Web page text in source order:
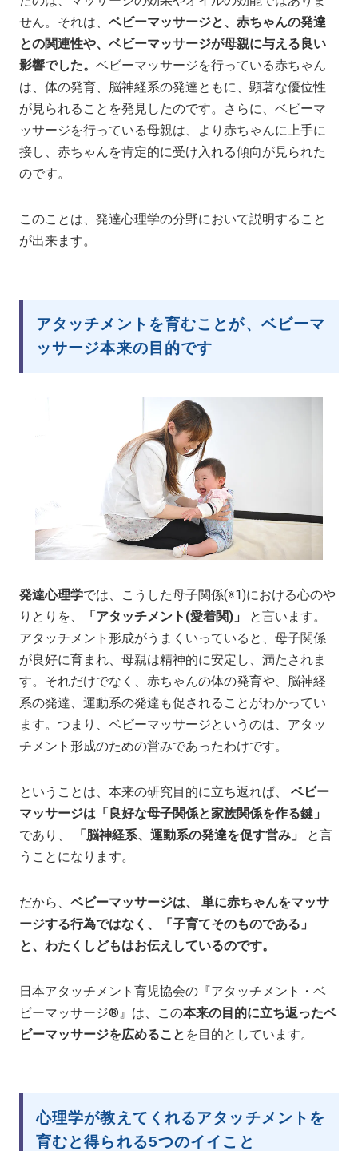
せん。それは、ベビーマッサージと、赤ちゃんの発達
との関連性や、ベビーマッサージが母親に与える良い
影響でした。ベビーマッサージを行っている赤ちゃん
は、体の発育、脳神経系の発達ともに、顕著な優位性
が見られることを発見したのです。さらに、ベビーマ
ッサージを行っている母親は、より赤ちゃんに上手に
接し、赤ちゃんを肯定的に受け入れる傾向が見られた
のです。
このことは、発達心理学の分野において説明すること
が出来ます。
アタッチメントを育むことが、ベビーマ
ッサージ本来の目的です
発達心理学では、こうした母子関係(※1)における心のや
りとりを、
「アタッチメント(愛着関)」 と言います。
アタッチメント形成がうまくいっていると、母子関係
が良好に育まれ、母親は精神的に安定し、満たされま
す。それだけでなく、赤ちゃんの体の発育や、脳神経
系の発達、運動系の発達も促されることがわかってい
ます。つまり、ベビーマッサージというのは、アタッ
チメント形成のための営みであったわけです。
ということは、本来の研究目的に立ち返れば、ベビー
マッサージは「良好な母子関係と家族関係を作る鍵」
であり、
「脳神経系、運動系の発達を促す営み」
と言
うことになります。
だから、ベビーマッサージは、 単に赤ちゃんをマッサ
ージする行為ではなく、「子育てそのものである」
と、わたくしどもはお伝えしているのです。
日本アタッチメント育児協会の『アタッチメント・ベ
ビーマッサージ®』は、この本来の目的に立ち返ったベ
ビーマッサージを広めること を目的としています。
心理学が教えてくれるアタッチメントを
育むと得られる5つのイイこと